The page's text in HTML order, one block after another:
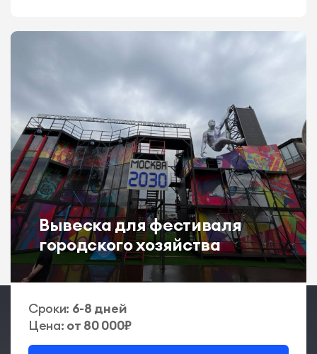
Вывеска для фестиваля
городского хозяйства
Сроки: 6-8 дней
Цена: от 80 000₽